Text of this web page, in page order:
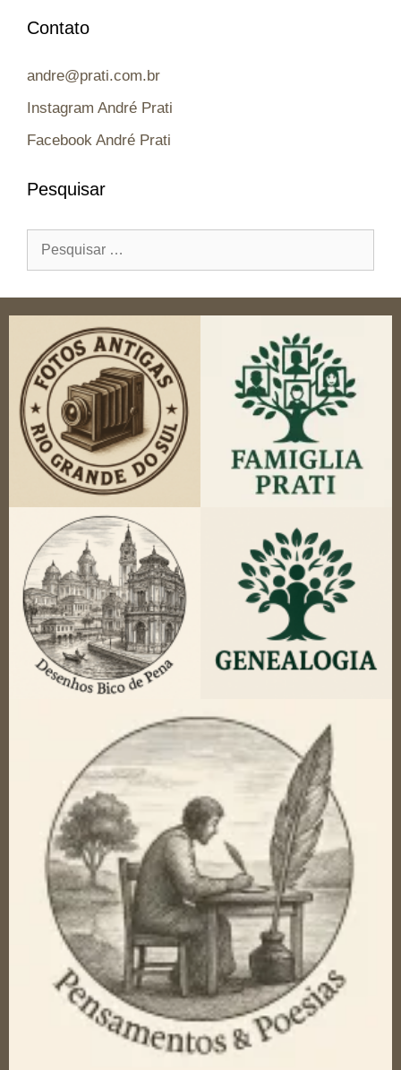
Contato
andre@prati.com.br
Instagram André Prati
Facebook André Prati
Pesquisar
Pesquisar
por: